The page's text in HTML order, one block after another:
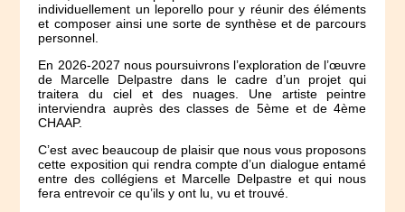
individuellement un leporello pour y réunir des éléments
et composer ainsi une sorte de synthèse et de parcours
personnel.
En 2026-2027 nous poursuivrons l’exploration de l’œuvre
de Marcelle Delpastre dans le cadre d’un projet qui
traitera du ciel et des nuages. Une artiste peintre
interviendra auprès des classes de 5ème et de 4ème
CHAAP.
C’est avec beaucoup de plaisir que nous vous proposons
cette exposition qui rendra compte d’un dialogue entamé
entre des collégiens et Marcelle Delpastre et qui nous
fera entrevoir ce qu’ils y ont lu, vu et trouvé.